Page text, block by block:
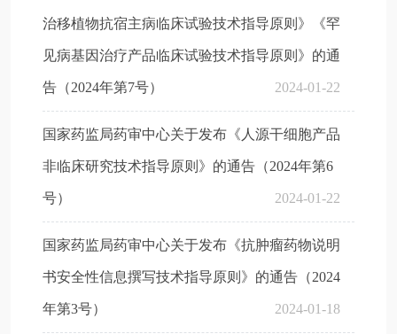
治移植物抗宿主病临床试验技术指导原则》《罕
见病基因治疗产品临床试验技术指导原则》的通
告（2024年第7号） 2024-01-22
国家药监局药审中心关于发布《人源干细胞产品
非临床研究技术指导原则》的通告（2024年第6
号） 2024-01-22
国家药监局药审中心关于发布《抗肿瘤药物说明
书安全性信息撰写技术指导原则》的通告（2024
年第3号） 2024-01-18